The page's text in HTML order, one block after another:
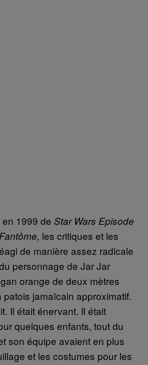
1999 de Star Wars Episode
les critiques et les
de manière assez radicale
personnage de Jar Jar
orange de deux mètres
patois jamaïcain approximatif.
Il était énervant. Il était
quelques enfants, tout du
son équipe avaient en plus
et les costumes pour les